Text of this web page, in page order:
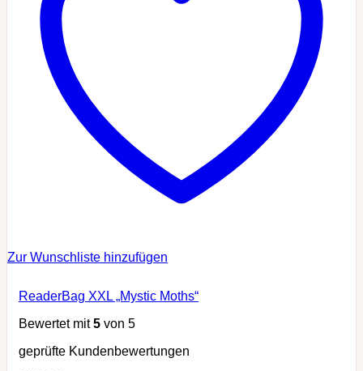
Zur Wunschliste hinzufügen
ReaderBag XXL „Mystic Moths“
Bewertet mit5 von 5
geprüfte Kundenbewertungen